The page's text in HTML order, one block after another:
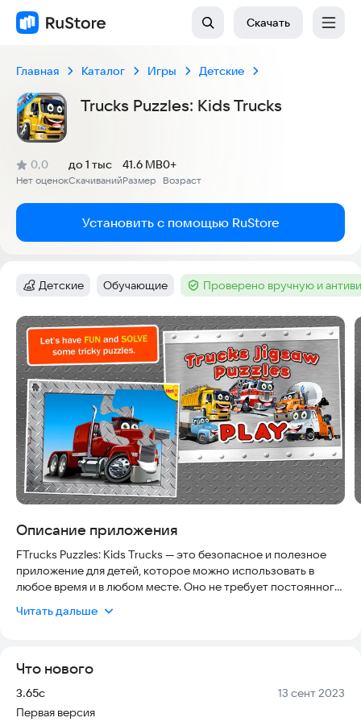
Скачать
Главная Каталог Игры Детские
Trucks Puzzles: Kids Trucks
Рейтинг:
0,0
(
Нет оценок
)
Скачиваний
до 1 тыс
Размер
41.6 MB
Возраст
0+
Установить с помощью RuStore
Категория:
Детские Тег:
Обучающие Тег :Проверено вручную и
Скриншоты
Описание приложения
FTrucks Puzzles: Kids Trucks — это безопасное и полезное
приложение для детей, которое можно использовать в
любое время и в любом месте. Оно не требует постоянного
дороге или дома. Приложение совместимо с большинством
возрастных особенностей детей и помогает им развивать
Основные функции приложения:
Читать дальше
Что нового
Версия:
3.65c Дата:
13 сент 2023
Первая версия